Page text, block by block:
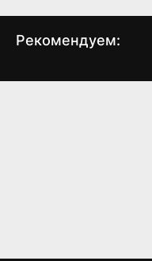
Рекомендуем:
Нация пришельцев: